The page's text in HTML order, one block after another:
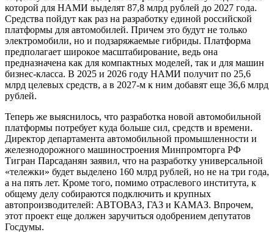
которой для НАМИ выделят 87,8 млрд рублей до 2027 года.
Средства пойдут как раз на разработку единой российской
платформы для автомобилей. Причем это будут не только
электромобили, но и подзаряжаемые гибриды. Платформа
предполагает широкое масштабирование, ведь она
предназначена как для компактных моделей, так и для машин
бизнес-класса. В 2025 и 2026 году НАМИ получит по 25,6
млрд целевых средств, а в 2027-м к ним добавят еще 36,6 млрд
рублей.
Теперь же выяснилось, что разработка новой автомобильной
платформы потребует куда больше сил, средств и времени.
Директор департамента автомобильной промышленности и
железнодорожного машиностроения Минпромторга РФ
Тигран Парсаданян заявил, что на разработку универсальной
«тележки» будет выделено 160 млрд рублей, но не на три года,
а на пять лет. Кроме того, помимо отраслевого института, к
общему делу собираются подключить и крупных
автопроизводителей: АВТОВАЗ, ГАЗ и КАМАЗ. Впрочем,
этот проект еще должен заручиться одобрением депутатов
Госдумы.